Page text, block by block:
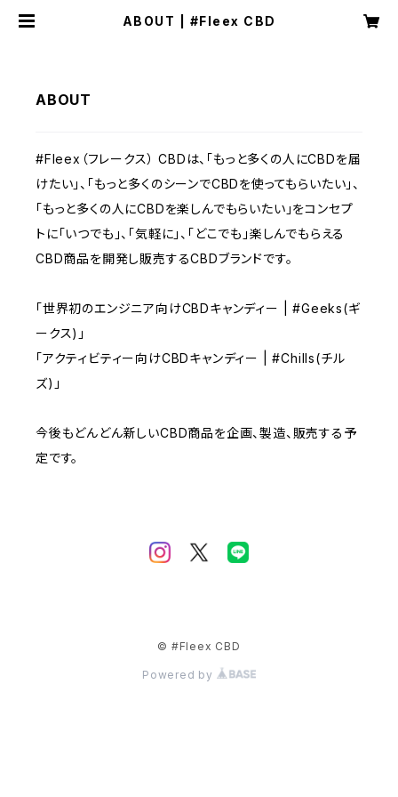
ABOUT | #Fleex CBD
ABOUT
#Fleex（フレークス） CBDは、「もっと多くの人にCBDを届
けたい」、「もっと多くのシーンでCBDを使ってもらいたい」、
「もっと多くの人にCBDを楽しんでもらいたい」をコンセプ
トに「いつでも」、「気軽に」、「どこでも」楽しんでもらえる
CBD商品を開発し販売するCBDブランドです。
「世界初のエンジニア向けCBDキャンディー | #Geeks(ギ
ークス)」
「アクティビティー向けCBDキャンディー | #Chills(チル
ズ)」
今後もどんどん新しいCBD商品を企画、製造、販売する予
定です。
© #Fleex CBD
Powered by